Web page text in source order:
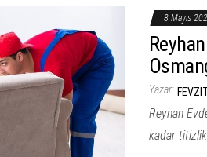
8 Mayıs
Yazar:
Reyhan
kadar